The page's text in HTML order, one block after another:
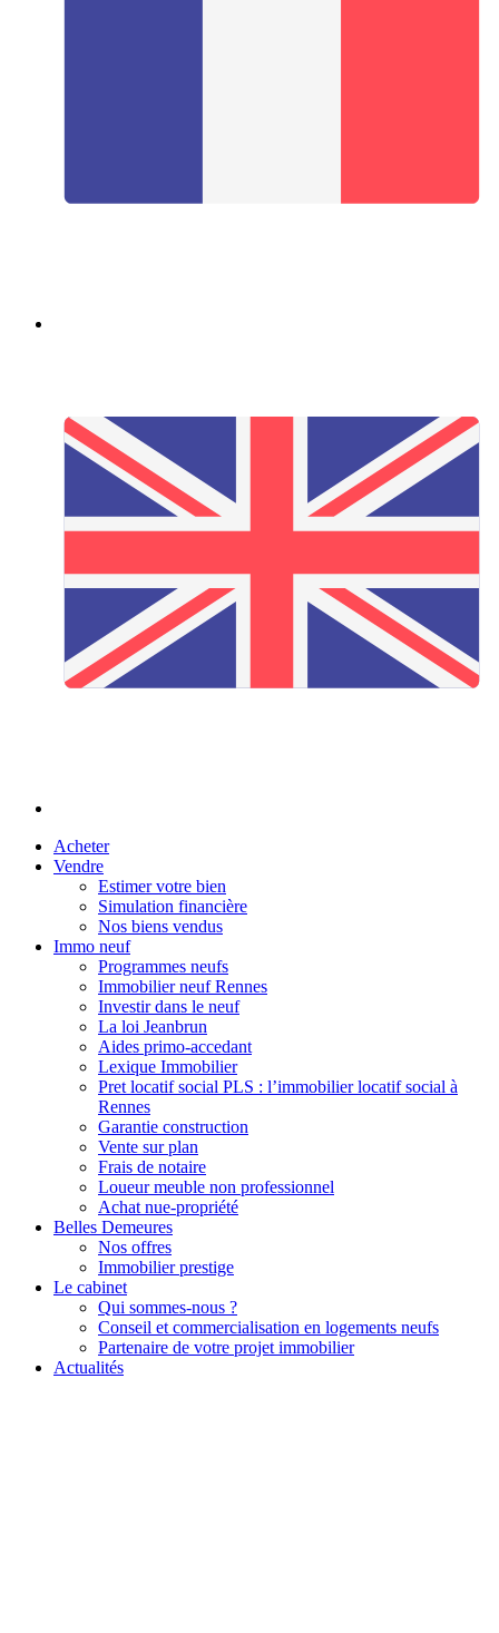
Acheter
Vendre
Estimer votre bien
Simulation financière
Nos biens vendus
Immo neuf
Programmes neufs
Immobilier neuf Rennes
Investir dans le neuf
La loi Jeanbrun
Aides primo-accedant
Lexique Immobilier
Pret locatif social PLS : l’immobilier locatif social à
Rennes
Garantie construction
Vente sur plan
Frais de notaire
Loueur meuble non professionnel
Achat nue-propriété
Belles Demeures
Nos offres
Immobilier prestige
Le cabinet
Qui sommes-nous ?
Conseil et commercialisation en logements neufs
Partenaire de votre projet immobilier
Actualités